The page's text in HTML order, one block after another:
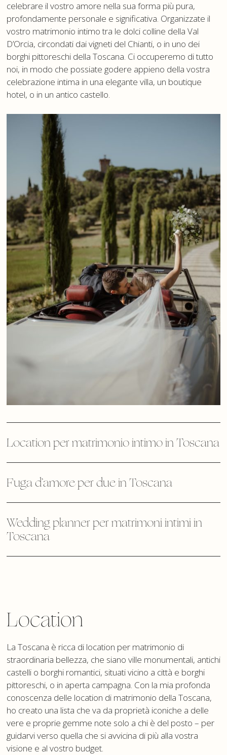
celebrare il vostro amore nella sua forma più pura,
profondamente personale e significativa. Organizzate il
vostro matrimonio intimo tra le dolci colline della Val
D’Orcia, circondati dai vigneti del Chianti, o in uno dei
borghi pittoreschi della Toscana. Ci occuperemo di tutto
noi, in modo che possiate godere appieno della vostra
celebrazione intima in una elegante villa, un boutique
hotel, o in un antico castello.
Location per matrimonio intimo in Toscana
Fuga d’amore per due in Toscana
Wedding planner per matrimoni intimi in
Toscana
Location
La Toscana è ricca di location per matrimonio di
straordinaria bellezza, che siano ville monumentali, antichi
castelli o borghi romantici, situati vicino a città e borghi
pittoreschi, o in aperta campagna. Con la mia profonda
conoscenza delle location di matrimonio della Toscana,
ho creato una lista che va da proprietà iconiche a delle
vere e proprie gemme note solo a chi è del posto – per
guidarvi verso quella che si avvicina di più alla vostra
visione e al vostro budget.